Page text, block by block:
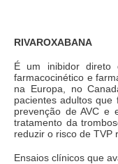
RIVAROXABANA
É um inibidor
farmacocinético e
na Europa, no
pacientes adultos
prevenção de AVC e
tratamento da
reduzir o risco de TVP
Ensaios clínicos que